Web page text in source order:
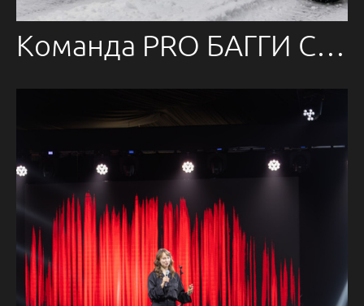
Команда PRO БАГГИ СеверныйЛес'25